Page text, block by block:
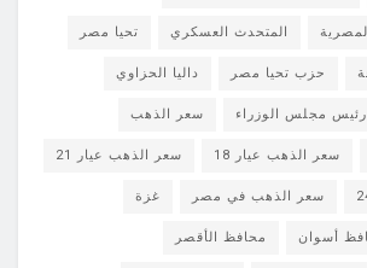
المتحدث العسكري تحيا مصر
حزب تحيا مصر داليا الحزاوي
رئيس مجلس الوزراء سعر الذهب
سعر الذهب عيار 18 سعر الذهب عيار 21
سعر الذهب في مصر غزة
أسوان محافظ الأقصر